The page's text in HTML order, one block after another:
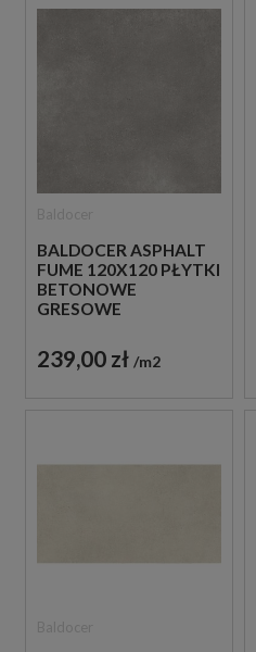
BALDOCER ASPHALT
FUME 120X120 PŁYTKI
BETONOWE
GRESOWE
239,00 zł m2